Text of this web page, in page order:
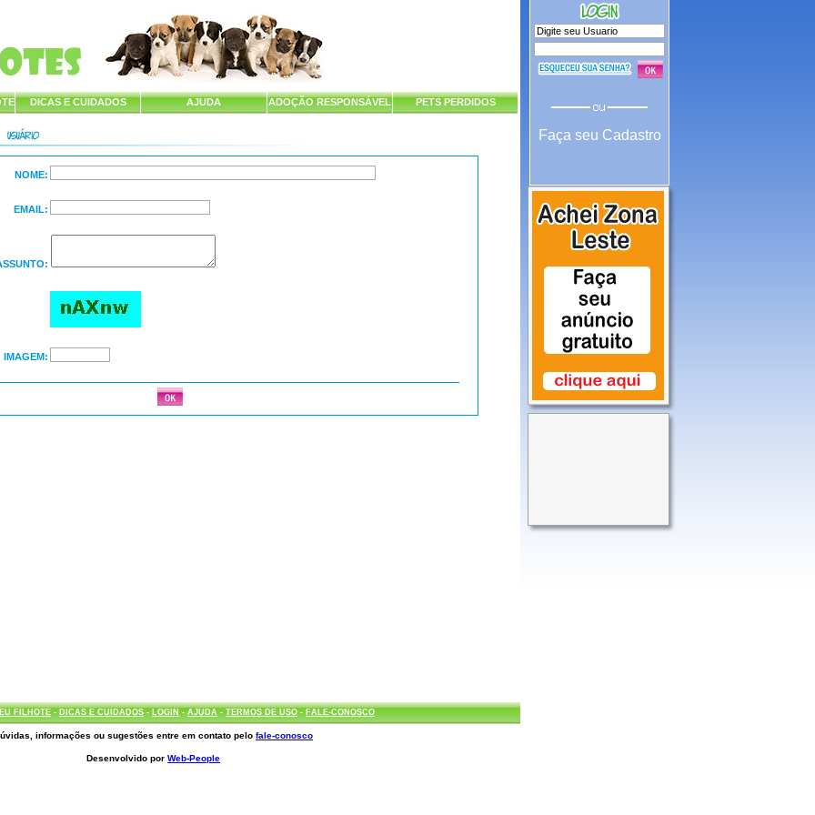
DICAS E CUIDADOS AJUDA ADOÇÃO RESPONSÁVEL PETS PERDIDOS
NOME:
EMAIL:
IMAGEM:
FILHOTE- DICAS E CUIDADOS- LOGIN-AJUDA-TERMOS DE USO- FALE-CONOSCO
Faça seu Cadastro
informações ou sugestões entre em contato pelofale-conosco
Desenvolvido porWeb-People